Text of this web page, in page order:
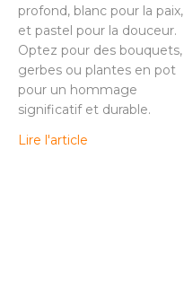
profond, blanc pour la paix,
et pastel pour la douceur.
Optez pour des bouquets,
gerbes ou plantes en pot
pour un hommage
significatif et durable.
Lire l'article